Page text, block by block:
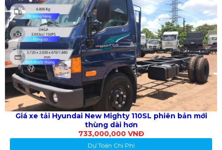
Giá xe tải Hyundai New Mighty 110SL phiên bản mới
thùng dài hơn
733,000,000 VNĐ
Dự Toán Chi Phí